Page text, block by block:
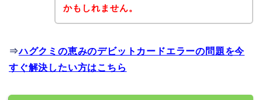
かもしれません。
⇒ハグクミの恵みのデビットカードエラーの問題を今
すぐ解決したい方はこちら